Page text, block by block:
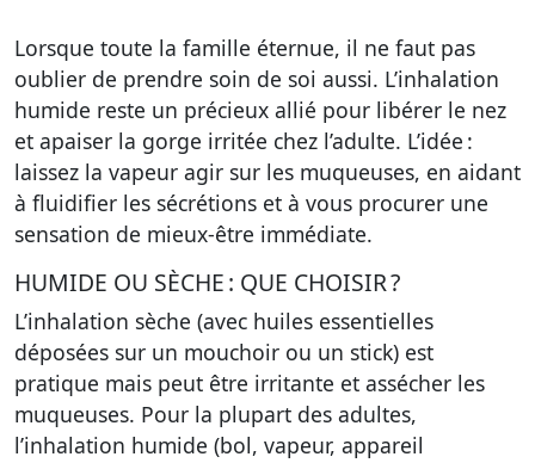
Lorsque toute la famille éternue, il ne faut pas
oublier de prendre soin de soi aussi. L’inhalation
humide reste un précieux allié pour libérer le nez
et apaiser la gorge irritée chez l’adulte. L’idée :
laissez la vapeur agir sur les muqueuses, en aidant
à fluidifier les sécrétions et à vous procurer une
sensation de mieux-être immédiate.
HUMIDE OU SÈCHE : QUE CHOISIR ?
L’inhalation sèche (avec huiles essentielles
déposées sur un mouchoir ou un stick) est
pratique mais peut être irritante et assécher les
muqueuses. Pour la plupart des adultes,
l’inhalation humide (bol, vapeur, appareil